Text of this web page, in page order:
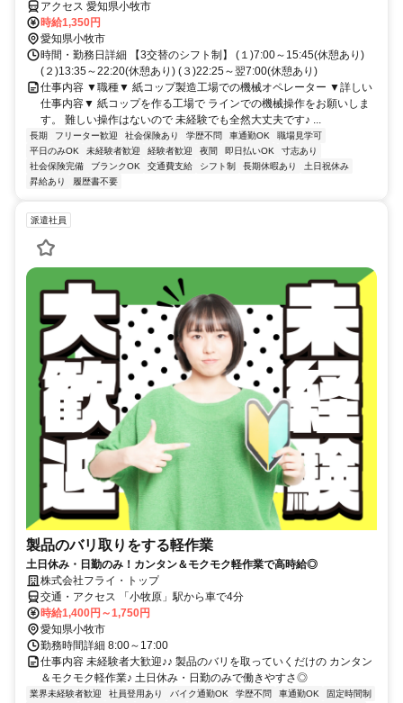
アクセス 愛知県小牧市
時給1,350円
愛知県小牧市
時間・勤務日詳細 【3交替のシフト制】 (１)7:00～15:45(休憩あり)
(２)13:35～22:20(休憩あり) (３)22:25～翌7:00(休憩あり)
仕事内容 ▼職種▼ 紙コップ製造工場での機械オペレーター ▼詳しい
仕事内容▼ 紙コップを作る工場で ラインでの機械操作をお願いしま
す。 難しい操作はないので 未経験でも全然大丈夫です♪ ...
長期 フリーター歓迎 社会保険あり 学歴不問 車通勤OK
職場見学可
平日のみOK
未経験者歓迎 経験者歓迎 夜間 即日払いOK
寸志あり
社会保険完備
ブランクOK 交通費支給 シフト制 長期休暇あり
土日祝休み
昇給あり
履歴書不要
派遣社員
製品のバリ取りをする軽作業
土日休み・日勤のみ！カンタン＆モクモク軽作業で高時給◎
株式会社フライ・トップ
交通・アクセス 「小牧原」駅から車で4分
時給1,400円～1,750円
愛知県小牧市
勤務時間詳細 8:00～17:00
仕事内容 未経験者大歓迎♪♪ 製品のバリを取っていくだけの カンタン
＆モクモク軽作業♪ 土日休み・日勤のみで働きやすさ◎
業界未経験者歓迎 社員登用あり バイク通勤OK 学歴不問 車通勤OK
固定時間制